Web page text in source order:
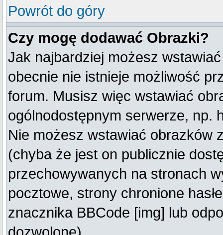
Powrót do góry
Czy mogę dodawać Obrazki?
Jak najbardziej możesz
obecnie nie istnieje możliwość
forum. Musisz więc wstawiać
ogólnodostępnym serwerze, np.
Nie możesz wstawiać obrazków
(chyba że jest on publicznie
przechowywanych na stronach
pocztowe, strony chronione
znacznika BBCode [img] lub